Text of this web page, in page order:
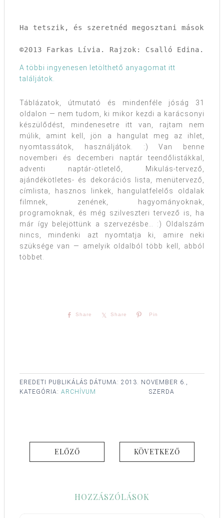
Ha tetszik, és szeretnéd megosztani
©2013 Farkas Lívia. Rajzok: Csalló Edina.
A többi ingyenesen letölthető anyagomat itt
találjátok.
Táblázatok, útmutató és mindenféle jóság 31
oldalon — nem tudom, ki mikor kezdi a karácsonyi
készülődést, mindenesetre itt van, rajtam nem
múlik, amint kell, jön a hangulat meg az ihlet,
nyomtassátok, használjátok. :) Van benne
novemberi és decemberi naptár teendőlistákkal,
adventi naptár-ötletelő, Mikulás-tervező,
ajándékötletes- és dekorációs lista, menütervező,
címlista, hasznos linkek, hangulatfelelős oldalak
filmnek, zenének, hagyományoknak,
programoknak, és még szilveszteri tervező is, ha
már így belejöttünk a szervezésbe… :) Oldalszám
nincs, mindenki azt nyomtatja ki, amire neki
szüksége van — amelyik oldalból több kell, abból
többet.
Share Share Pin
EREDETI PUBLIKÁLÁS DÁTUMA: 2013. NOVEMBER 6.,
SZERDA
KATEGÓRIA: ARCHÍVUM
ELŐZŐ KÖVETKEZŐ
HOZZÁSZÓLÁSOK